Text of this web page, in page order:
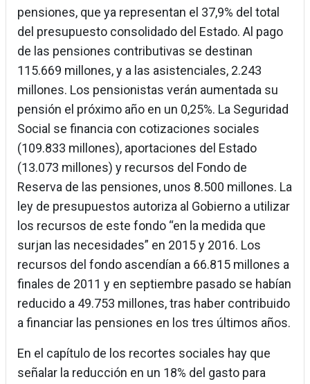
pensiones, que ya representan el 37,9% del total
del presupuesto consolidado del Estado. Al pago
de las pensiones contributivas se destinan
115.669 millones, y a las asistenciales, 2.243
millones. Los pensionistas verán aumentada su
pensión el próximo año en un 0,25%. La Seguridad
Social se financia con cotizaciones sociales
(109.833 millones), aportaciones del Estado
(13.073 millones) y recursos del Fondo de
Reserva de las pensiones, unos 8.500 millones. La
ley de presupuestos autoriza al Gobierno a utilizar
los recursos de este fondo “en la medida que
surjan las necesidades” en 2015 y 2016. Los
recursos del fondo ascendían a 66.815 millones a
finales de 2011 y en septiembre pasado se habían
reducido a 49.753 millones, tras haber contribuido
a financiar las pensiones en los tres últimos años.
En el capítulo de los recortes sociales hay que
señalar la reducción en un 18% del gasto para